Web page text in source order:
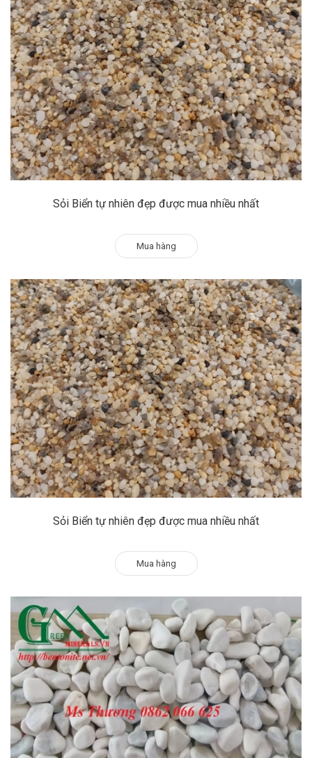
Sỏi Biển tự nhiên đẹp được mua nhiều nhất
Mua hàng
Sỏi Biển tự nhiên đẹp được mua nhiều nhất
Mua hàng